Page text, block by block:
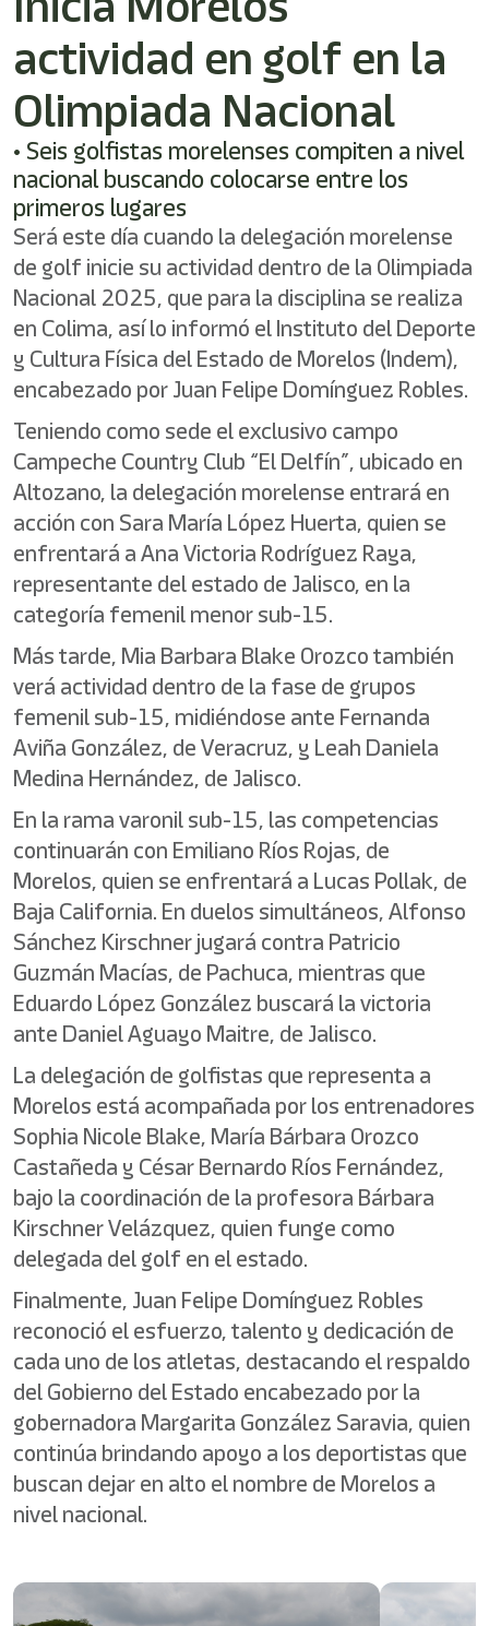
actividad en golf en la
Olimpiada Nacional
• Seis golfistas morelenses compiten a nivel
nacional buscando colocarse entre los
primeros lugares
Será este día cuando la delegación morelense
de golf inicie su actividad dentro de la Olimpiada
Nacional 2025, que para la disciplina se realiza
en Colima, así lo informó el Instituto del Deporte
y Cultura Física del Estado de Morelos (Indem),
encabezado por Juan Felipe Domínguez Robles.
Teniendo como sede el exclusivo campo
Campeche Country Club “El Delfín”, ubicado en
Altozano, la delegación morelense entrará en
acción con Sara María López Huerta, quien se
enfrentará a Ana Victoria Rodríguez Raya,
representante del estado de Jalisco, en la
categoría femenil menor sub-15.
Más tarde, Mia Barbara Blake Orozco también
verá actividad dentro de la fase de grupos
femenil sub-15, midiéndose ante Fernanda
Aviña González, de Veracruz, y Leah Daniela
Medina Hernández, de Jalisco.
En la rama varonil sub-15, las competencias
continuarán con Emiliano Ríos Rojas, de
Morelos, quien se enfrentará a Lucas Pollak, de
Baja California. En duelos simultáneos, Alfonso
Sánchez Kirschner jugará contra Patricio
Guzmán Macías, de Pachuca, mientras que
Eduardo López González buscará la victoria
ante Daniel Aguayo Maitre, de Jalisco.
La delegación de golfistas que representa a
Morelos está acompañada por los entrenadores
Sophia Nicole Blake, María Bárbara Orozco
Castañeda y César Bernardo Ríos Fernández,
bajo la coordinación de la profesora Bárbara
Kirschner Velázquez, quien funge como
delegada del golf en el estado.
Finalmente, Juan Felipe Domínguez Robles
reconoció el esfuerzo, talento y dedicación de
cada uno de los atletas, destacando el respaldo
del Gobierno del Estado encabezado por la
gobernadora Margarita González Saravia, quien
continúa brindando apoyo a los deportistas que
buscan dejar en alto el nombre de Morelos a
nivel nacional.